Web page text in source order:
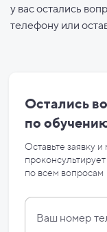
у вас остались
телефону или
Остались
по
Оставьте заявку
по всем вопросам